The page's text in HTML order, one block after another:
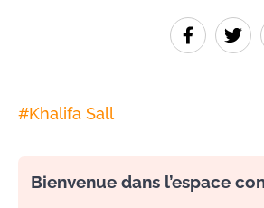
#Khalifa Sall
Bienvenue dans l’espace